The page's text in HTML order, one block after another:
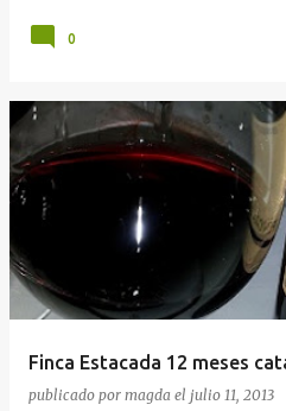
0
Finca Estacada 12 meses
publicado por magda el julio 11, 2013